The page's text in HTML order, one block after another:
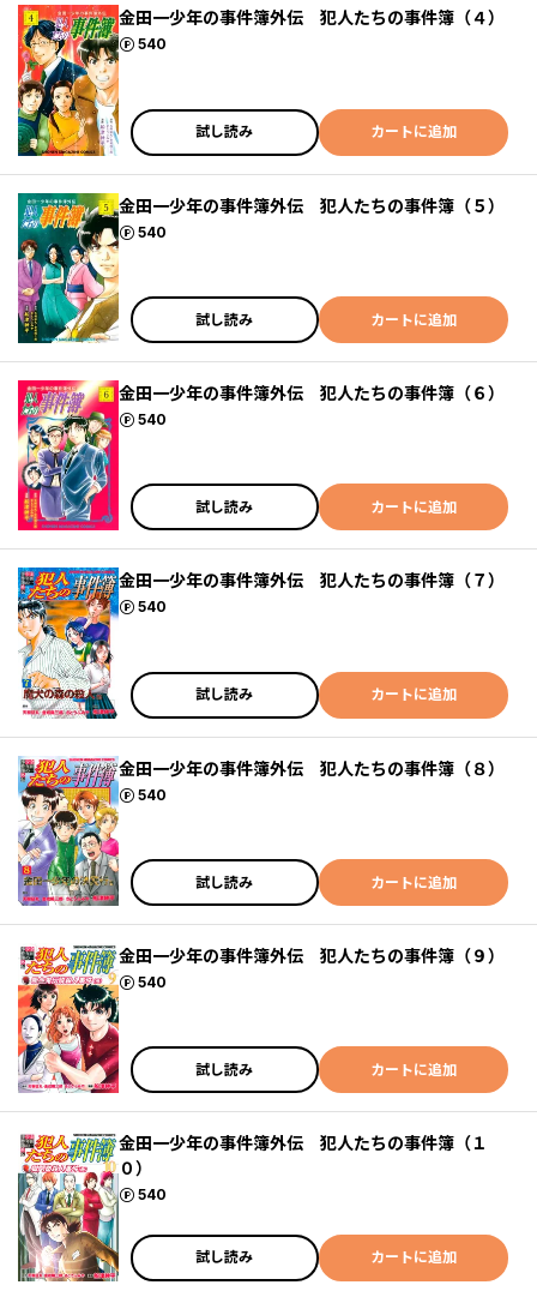
金田一少年の事件簿外伝 犯人たちの事件簿（４）
540
ポイント
試し読み カートに追加
金田一少年の事件簿外伝 犯人たちの事件簿（５）
540
ポイント
試し読み カートに追加
金田一少年の事件簿外伝 犯人たちの事件簿（６）
540
ポイント
試し読み カートに追加
金田一少年の事件簿外伝 犯人たちの事件簿（７）
540
ポイント
試し読み カートに追加
金田一少年の事件簿外伝 犯人たちの事件簿（８）
540
ポイント
試し読み カートに追加
金田一少年の事件簿外伝 犯人たちの事件簿（９）
540
ポイント
試し読み カートに追加
金田一少年の事件簿外伝 犯人たちの事件簿（１
０）
540
ポイント
試し読み カートに追加